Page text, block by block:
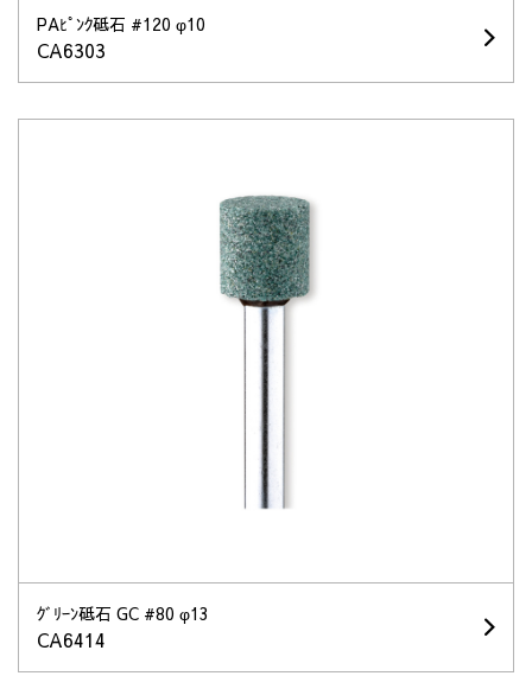
PAﾋﾟﾝｸ砥石 #120 φ10
CA6303
ｸﾞﾘｰﾝ砥石 GC #80 φ13
CA6414